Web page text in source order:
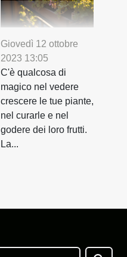
Giovedì 12 ottobre
2023 13:05
C'è qualcosa di
magico nel vedere
crescere le tue piante,
nel curarle e nel
godere dei loro frutti.
La...